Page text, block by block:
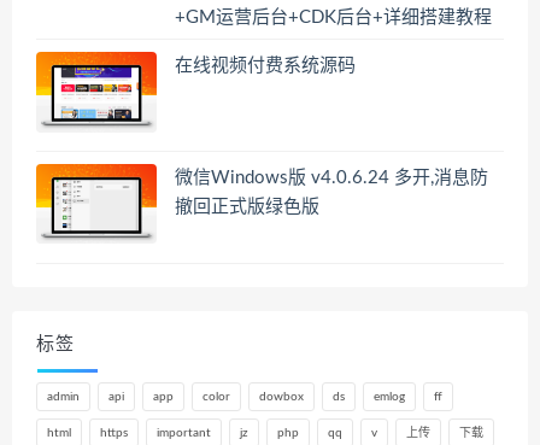
+GM运营后台+CDK后台+详细搭建教程
在线视频付费系统源码
微信Windows版 v4.0.6.24 多开,消息防
撤回正式版绿色版
标签
admin api app color dowbox ds emlog ff
html https important jz php qq v 上传 下载